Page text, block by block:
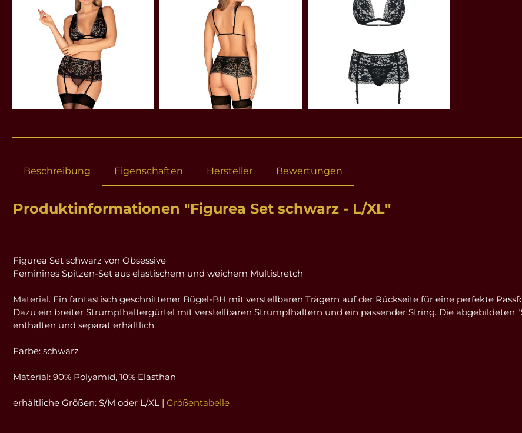
Beschreibung Eigenschaften Hersteller Bewertungen
Produktinformationen "Figurea Set schwarz - L/XL"
Figurea Set schwarz von Obsessive
Feminines Spitzen-Set aus elastischem und weichem Multistretch
Material. Ein fantastisch geschnittener Bügel-BH mit verstellbaren Trägern auf der Rückseite für eine perfekte
Dazu ein breiter Strumpfhaltergürtel mit verstellbaren Strumpfhaltern und ein passender String. Die abgebildeten
enthalten und separat erhältlich.
Farbe: schwarz
Material: 90% Polyamid, 10% Elasthan
erhältliche Größen: S/M oder L/XL | Größentabelle